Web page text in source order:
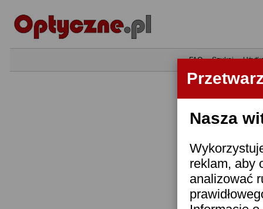
Nasza
reklam, aby
analizować
•FAQ•Szukaj•